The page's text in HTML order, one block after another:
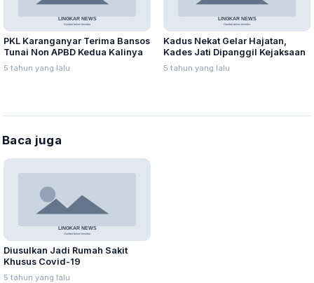
PKL Karanganyar Terima Bansos
Tunai Non APBD Kedua Kalinya
5 tahun yang lalu
Kadus Nekat Gelar Hajatan,
Kades Jati Dipanggil Kejaksaan
5 tahun yang lalu
Baca juga
Diusulkan Jadi Rumah Sakit
Khusus Covid-19
5 tahun yang lalu